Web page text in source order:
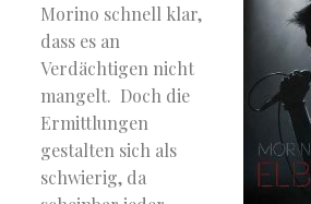
Morino schnell klar,
dass es an
Verdächtigen nicht
mangelt. Doch die
Ermittlungen
gestalten sich als
schwierig, da